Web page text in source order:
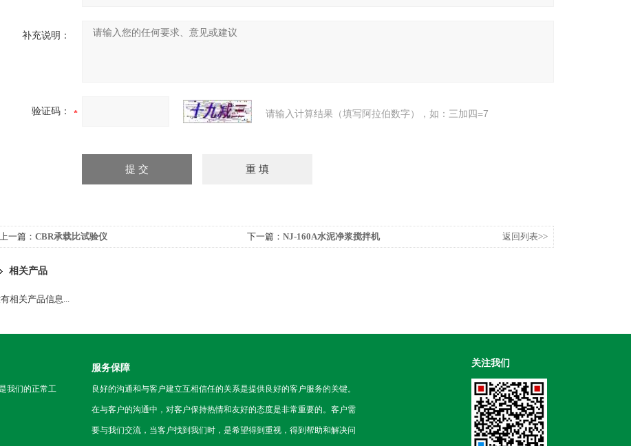
补充说明：
验证码： 请输入计算结果（填写阿拉伯数字），如：三加四=7
上一篇： CBR承载比试验仪 下一篇： NJ-160A水泥净浆搅拌机 返回列表>>
相关产品
相关产品信息...
我们的正常工
服务保障
良好的沟通和与客户建立互相信任的关系是提供良好的客户服务的关键。
在与客户的沟通中，对客户保持热情和友好的态度是非常重要的。客户需
要与我们交流，当客户找到我们时，是希望得到重视，得到帮助和解决问
关注我们